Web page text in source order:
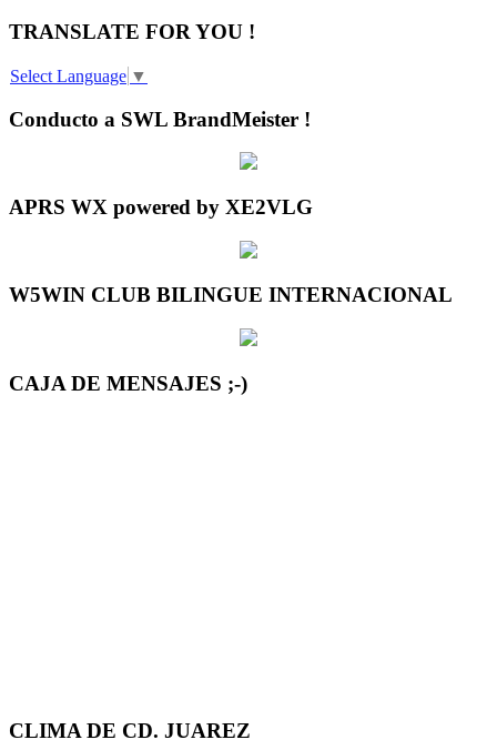
TRANSLATE FOR YOU !
Select Language ▼
Conducto a SWL BrandMeister !
APRS WX powered by XE2VLG
W5WIN CLUB BILINGUE INTERNACIONAL
CAJA DE MENSAJES ;-)
CLIMA DE CD. JUAREZ